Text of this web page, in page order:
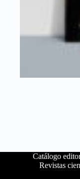
Catálogo
Revistas